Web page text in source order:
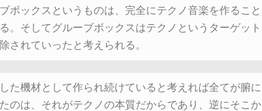
ボックスというものは、完全にテクノ音楽を作ること
。そしてグルーブボックスはテクノというターゲット
されていったと考えられる。
た機材として作られ続けていると考えれば全てが腑に
のは、それがテクノの本質だからであり、逆にそこか